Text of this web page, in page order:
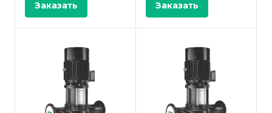
Заказать Заказать